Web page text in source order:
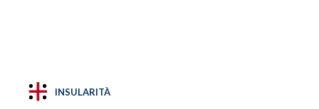
INSULARITÀ